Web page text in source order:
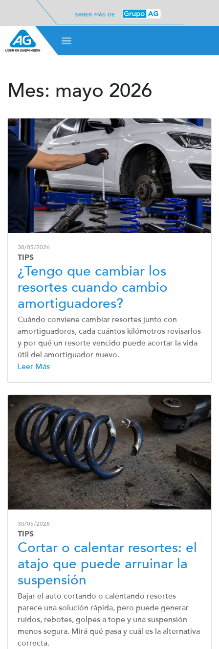
Mes: mayo 2026
30/05/2026
TIPS
¿Tengo que cambiar los
resortes cuando cambio
amortiguadores?
Cuándo conviene cambiar resortes junto con
amortiguadores, cada cuántos kilómetros revisarlos
y por qué un resorte vencido puede acortar la vida
útil del amortiguador nuevo.
Leer Más
30/05/2026
TIPS
Cortar o calentar resortes: el
atajo que puede arruinar la
suspensión
Bajar el auto cortando o calentando resortes
parece una solución rápida, pero puede generar
ruidos, rebotes, golpes a tope y una suspensión
menos segura. Mirá qué pasa y cuál es la alternativa
correcta.